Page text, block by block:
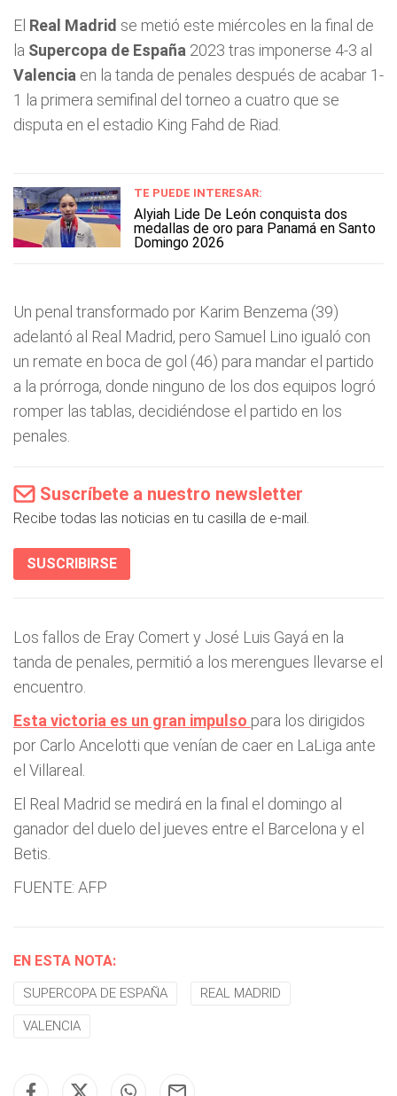
El Real Madrid se metió este miércoles en la final de
la Supercopa de España 2023 tras imponerse 4-3 al
Valencia en la tanda de penales después de acabar 1-
1 la primera semifinal del torneo a cuatro que se
disputa en el estadio King Fahd de Riad.
TE PUEDE INTERESAR:
Alyiah Lide De León conquista dos
medallas de oro para Panamá en Santo
Domingo 2026
Un penal transformado por Karim Benzema (39)
adelantó al Real Madrid, pero Samuel Lino igualó con
un remate en boca de gol (46) para mandar el partido
a la prórroga, donde ninguno de los dos equipos logró
romper las tablas, decidiéndose el partido en los
penales.
Suscríbete a nuestro newsletter
Recibe todas las noticias en tu casilla de e-mail.
SUSCRIBIRSE
Los fallos de Eray Comert y José Luis Gayá en la
tanda de penales, permitió a los merengues llevarse el
encuentro.
Esta victoria es un gran impulso para los dirigidos
por Carlo Ancelotti que venían de caer en LaLiga ante
el Villareal.
El Real Madrid se medirá en la final el domingo al
ganador del duelo del jueves entre el Barcelona y el
Betis.
FUENTE: AFP
EN ESTA NOTA:
SUPERCOPA DE ESPAÑA REAL MADRID
VALENCIA